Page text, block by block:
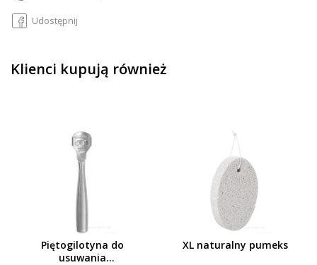
Udostępnij
Klienci kupują również
Piętogilotyna do
usuwania
XL naturalny pumeks